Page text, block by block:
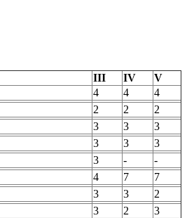
III IV
V
4 4
4
2 2
2
3 3
3
3 3
3
3 -
-
4 7
7
3 3
2
3 2
3